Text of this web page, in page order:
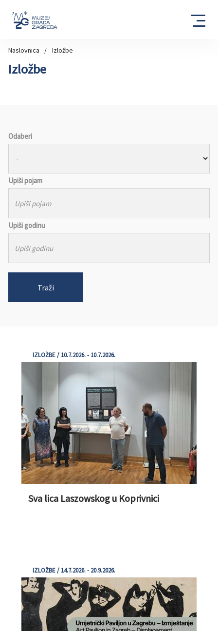
Naslovnica Izložbe
Izložbe
Odaberi
Upiši pojam
Upiši godinu
Traži
IZLOŽBE / 10.7.2026. - 10.7.2026.
Sva lica Laszowskog u Koprivnici
IZLOŽBE / 14.7.2026. - 20.9.2026.